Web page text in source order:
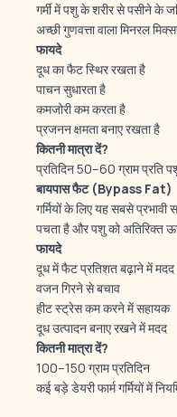
गर्मी में पशु के शरीर से पसीने के
अच्छी गुणवत्ता वाला मिनरल
फायदे
दूध का फैट स्थिर रखता है
पाचन सुधारता है
कमजोरी कम करता है
प्रजनन क्षमता बनाए रखता है
कितनीमात्रादें?
प्रतिदिन 50–60 ग्राम प्रति
बायपासफैट (Bypass Fat)
गर्मियों के लिए यह सबसे
पचता है और पशु को अतिरिक्त
फायदे
दूध में फैट प्रतिशत बढ़ाने में मदद
वजन गिरने से बचाव
हीट स्ट्रेस कम करने में सहायक
दूध उत्पादन बनाए रखने में मदद
कितनीमात्रादें?
100–150 ग्राम प्रतिदिन
कई बड़े डेयरी फार्म गर्मियों में